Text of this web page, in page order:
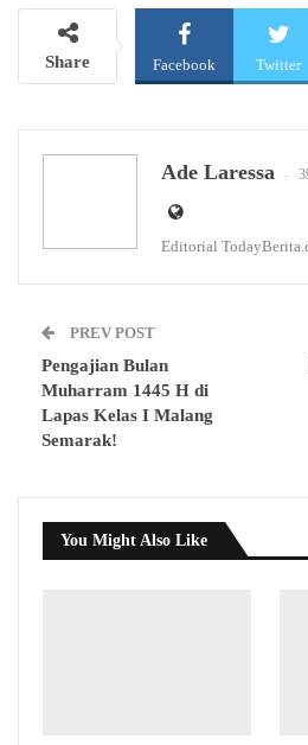
Share Facebook Twitter
Ade Laressa
Editorial
PREV POST
Pengajian Bulan
Muharram 1445 H di
Lapas Kelas I Malang
Semarak!
You Might Also Like